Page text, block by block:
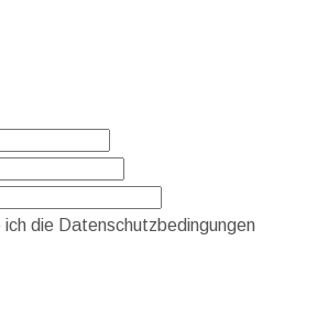
die Datenschutzbedingungen